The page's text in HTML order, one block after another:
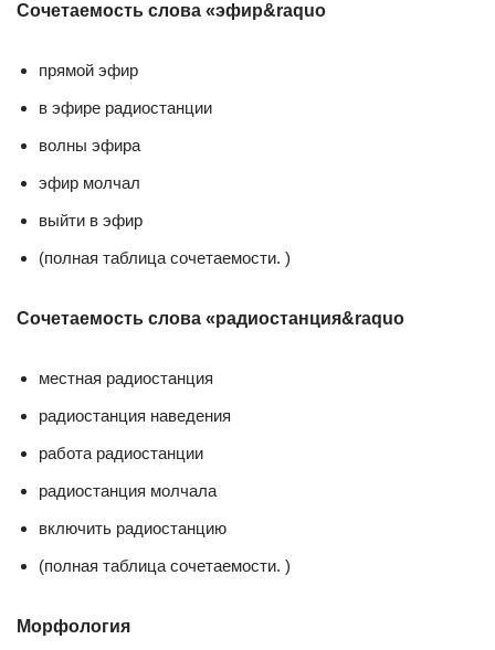
Сочетаемость слова «эфир&raquo
прямой эфир
в эфире радиостанции
волны эфира
эфир молчал
выйти в эфир
(полная таблица сочетаемости. )
Сочетаемость слова «радиостанция&raquo
местная радиостанция
радиостанция наведения
работа радиостанции
радиостанция молчала
включить радиостанцию
(полная таблица сочетаемости. )
Морфология